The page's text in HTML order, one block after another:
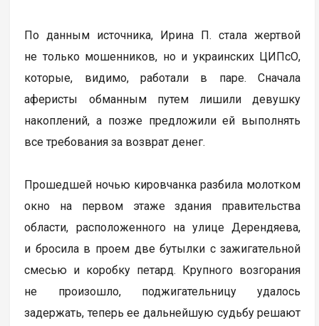
По данным источника, Ирина П. стала жертвой
не только мошенников, но и украинских ЦИПсО,
которые, видимо, работали в паре. Сначала
аферисты обманным путем лишили девушку
накоплений, а позже предложили ей выполнять
все требования за возврат денег.
Прошедшей ночью кировчанка разбила молотком
окно на первом этаже здания правительства
области, расположенного на улице Дерендяева,
и бросила в проем две бутылки с зажигательной
смесью и коробку петард. Крупного возгорания
не произошло, поджигательницу удалось
задержать, теперь ее дальнейшую судьбу решают